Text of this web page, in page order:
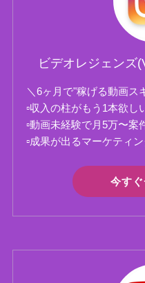
ビデオレジェンズ
＼6ヶ月で"稼げる動画ス
▫️収入の柱がもう1本欲
▫️動画未経験で月5万〜案
▫️成果が出るマーケティ
今すぐ